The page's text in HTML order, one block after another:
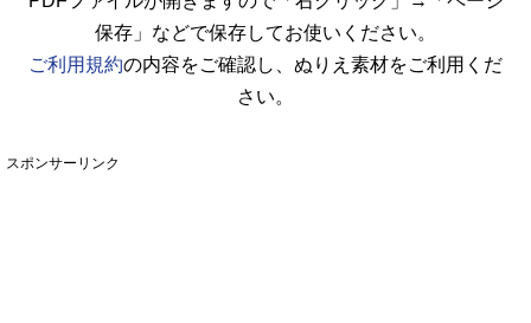
保存」などで保存してお使いください。
ご利用規約の内容をご確認し、ぬりえ素材をご利用くだ
さい。
スポンサーリンク